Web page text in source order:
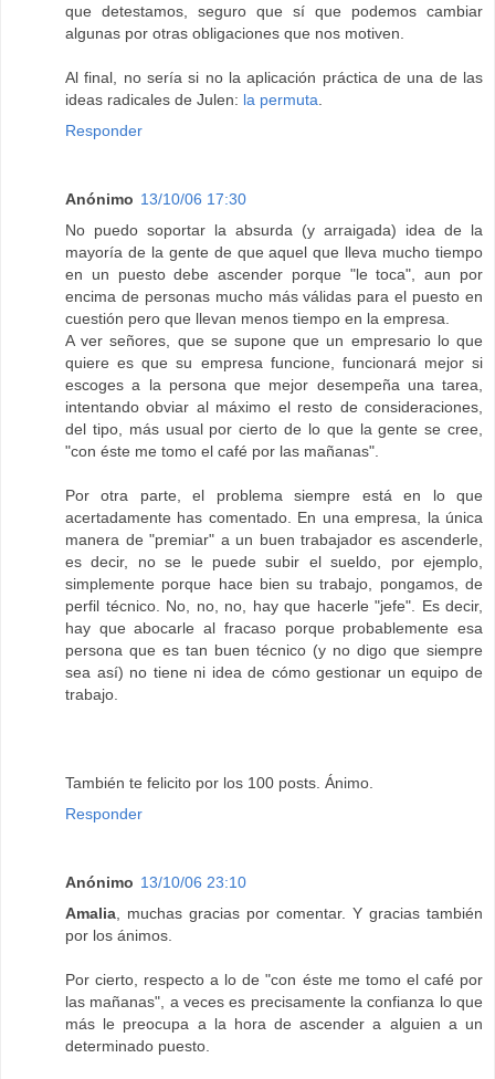
que detestamos, seguro que sí que podemos cambiar
algunas por otras obligaciones que nos motiven.
Al final, no sería si no la aplicación práctica de una de las
ideas radicales de Julen: la permuta
Responder
Anónimo 13/10/06 17:30
No puedo soportar la absurda (y arraigada) idea de la
mayoría de la gente de que aquel que lleva mucho tiempo
en un puesto debe ascender porque "le toca", aun por
encima de personas mucho más válidas para el puesto en
cuestión pero que llevan menos tiempo en la empresa.
A ver señores, que se supone que un empresario lo que
quiere es que su empresa funcione, funcionará mejor si
escoges a la persona que mejor desempeña una tarea,
intentando obviar al máximo el resto de consideraciones,
del tipo, más usual por cierto de lo que la gente se cree,
"con éste me tomo el café por las mañanas".
Por otra parte, el problema siempre está en lo que
acertadamente has comentado. En una empresa, la única
manera de "premiar" a un buen trabajador es ascenderle,
es decir, no se le puede subir el sueldo, por ejemplo,
simplemente porque hace bien su trabajo, pongamos, de
perfil técnico. No, no, no, hay que hacerle "jefe". Es decir,
hay que abocarle al fracaso porque probablemente esa
persona que es tan buen técnico (y no digo que siempre
sea así) no tiene ni idea de cómo gestionar un equipo de
trabajo.
También te felicito por los 100 posts. Ánimo.
Responder
Anónimo 13/10/06 23:10
Amalia , muchas gracias por comentar. Y gracias también
por los ánimos.
Por cierto, respecto a lo de "con éste me tomo el café por
las mañanas", a veces es precisamente la confianza lo que
más le preocupa a la hora de ascender a alguien a un
determinado puesto.